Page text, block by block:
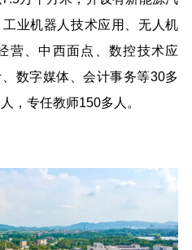
业机器人技术应用、无人机
营、中西面点、数控技术应
数字媒体、会计事务等30多
，专任教师150多人。